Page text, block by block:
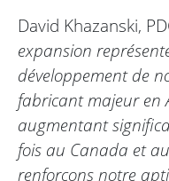
David Khazanski,
expansion
développement de
fabricant majeur en
augmentant
fois au Canada et
renforçons notre